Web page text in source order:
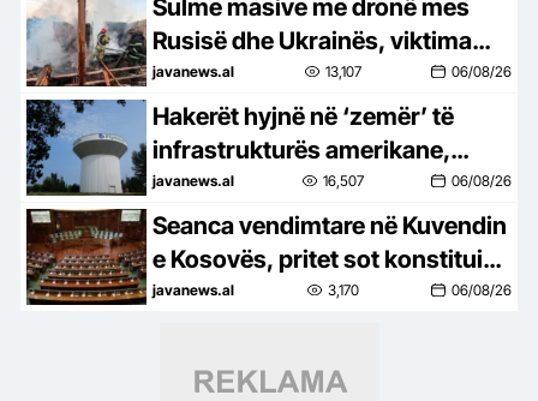
Sulme masive me dronë mes
Rusisë dhe Ukrainës, viktima
dhe dëme
javanews.al 13,107 06/08/26
Hakerët hyjnë në ‘zemër’ të
infrastrukturës amerikane,
preken sistemet e ujit në 12
shtete
javanews.al 16,507 06/08/26
Seanca vendimtare në Kuvendin
e Kosovës, pritet sot konstituimi
i legjislaturës së re. Zgjedhja e
javanews.al 3,170 06/08/26